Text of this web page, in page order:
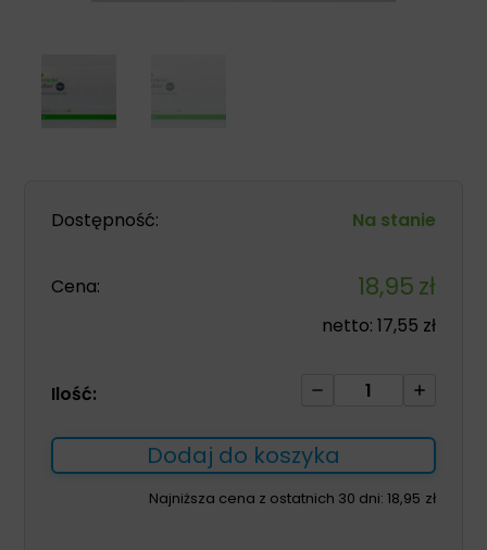
Dostępność: Na stanie
Cena: 18,95zł
netto: 17,55 zł
Ilość:
ilość
Ag+
2cm
*45cm
Dodaj do koszyka
Najniższa cena z ostatnich 30 dni: 18,95 zł